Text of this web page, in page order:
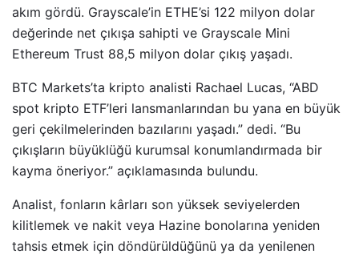
akım gördü. Grayscale’in ETHE’si 122 milyon dolar
değerinde net çıkışa sahipti ve Grayscale Mini
Ethereum Trust 88,5 milyon dolar çıkış yaşadı.
BTC Markets’ta kripto analisti Rachael Lucas, “ABD
spot kripto ETF’leri lansmanlarından bu yana en büyük
geri çekilmelerinden bazılarını yaşadı.” dedi. “Bu
çıkışların büyüklüğü kurumsal konumlandırmada bir
kayma öneriyor.” açıklamasında bulundu.
Analist, fonların kârları son yüksek seviyelerden
kilitlemek ve nakit veya Hazine bonolarına yeniden
tahsis etmek için döndürüldüğünü ya da yenilenen